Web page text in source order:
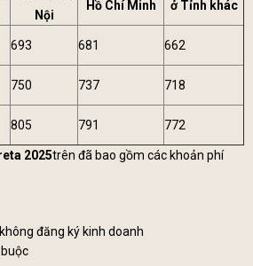
Nội
Hồ Chí Minh
ở Tỉnh khác
693 681 662
750 737 718
805 791 772
2025trên đã bao gồm các khoản phí
đăng ký kinh doanh